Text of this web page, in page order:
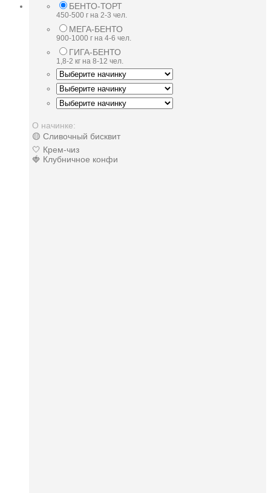
БЕНТО-ТОРТ
450-500 г на 2-3 чел.
МЕГА-БЕНТО
900-1000 г на 4-6 чел.
ГИГА-БЕНТО
1,8-2 кг на 8-12 чел.
О начинке:
🟡 Сливочный бисквит
🤍 Крем-чиз
🍓 Клубничное конфи